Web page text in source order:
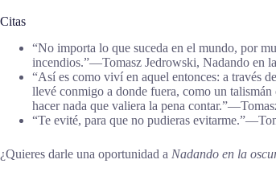
Citas
“No importa lo que suceda en el mundo, por
incendios.”―Tomasz Jedrowski, Nadando en
“Así es como viví en aquel entonces: a través
llevé conmigo a donde fuera, como un talismán
hacer nada que valiera la pena
“Te evité, para que no pudieras
¿Quieres darle una oportunidad a Nadando en la